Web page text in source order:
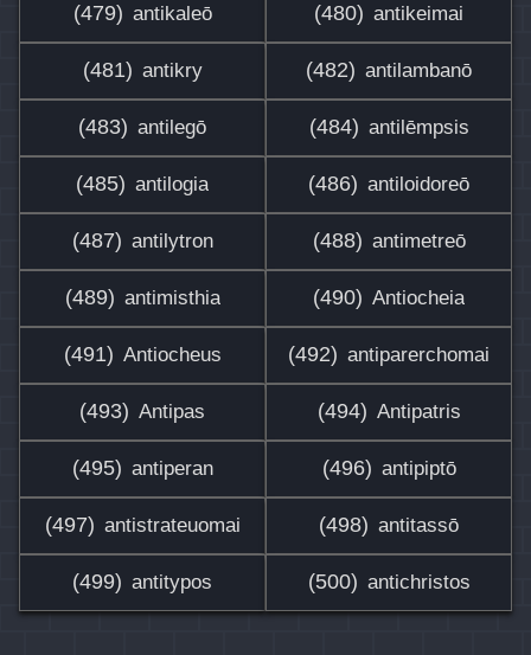
(479) antikaleō (480) antikeimai
(481) antikry (482) antilambanō
(483) antilegō (484) antilēmpsis
(485) antilogia (486) antiloidoreō
(487) antilytron (488) antimetreō
(489) antimisthia (490) Antiocheia
(491) Antiocheus (492) antiparerchomai
(493) Antipas (494) Antipatris
(495) antiperan (496) antipiptō
(497) antistrateuomai (498) antitassō
(499) antitypos (500) antichristos